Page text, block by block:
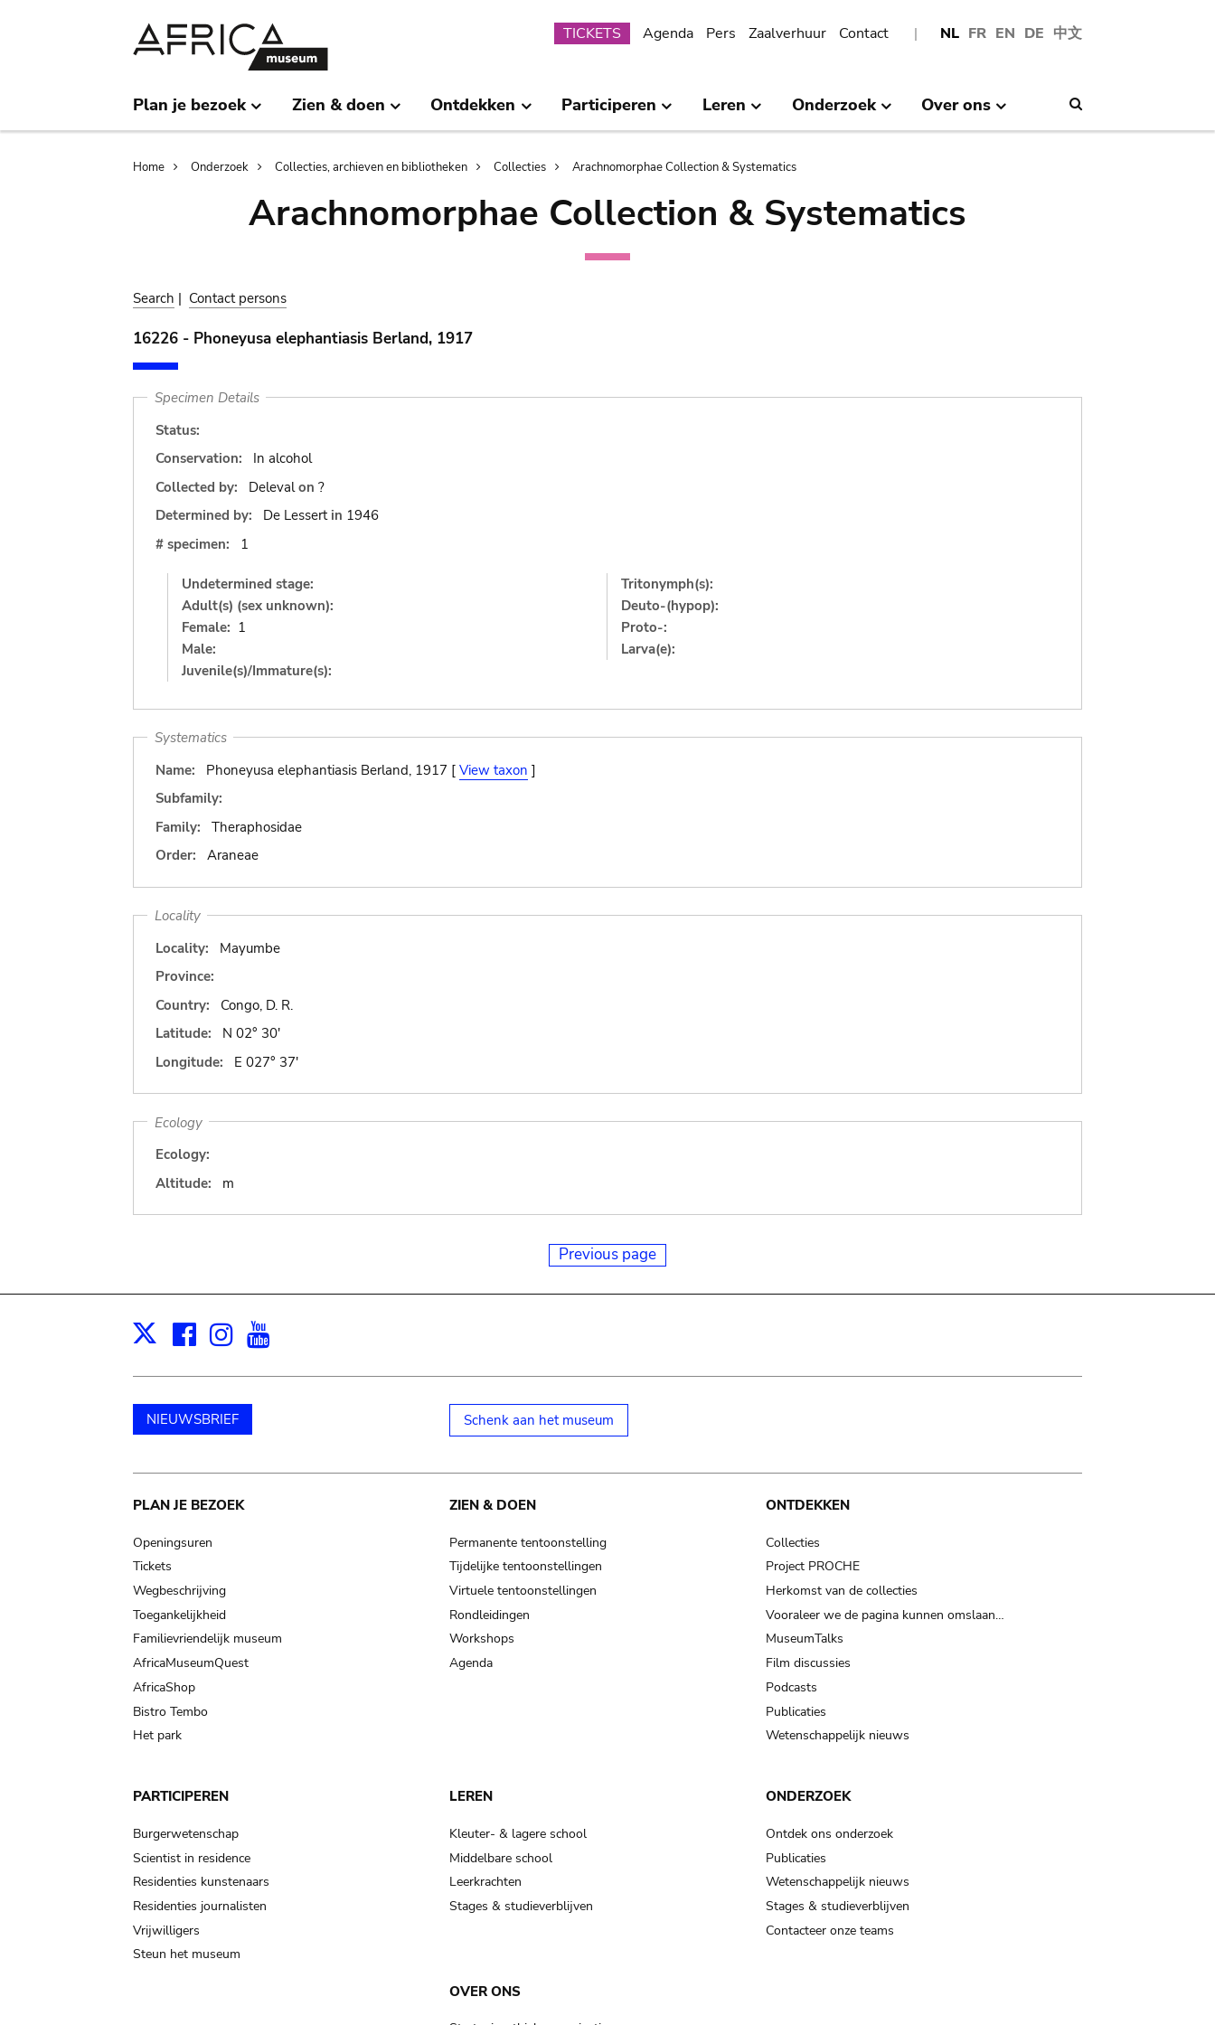
NL FR EN DE 中文
Submenu
TICKETS Agenda Pers Zaalverhuur Contact
Plan je bezoek Zien & doen Ontdekken Participeren Leren Onderzoek Over ons
Breadcrumb
Home Onderzoek Collecties, archieven en bibliotheken Collecties Arachnomorphae Collection & Systematics
Arachnomorphae Collection & Systematics
Search | Contact persons
16226 - Phoneyusa elephantiasis Berland, 1917
Specimen Details
Status:
Conservation:
In alcohol
Collected by:
Deleval on ?
Determined by:
De Lessert in 1946
# specimen:
1
Undetermined stage:
Adult(s) (sex unknown):
Female: 1
Male:
Juvenile(s)/Immature(s):
Tritonymph(s):
Deuto-(hypop):
Proto-:
Larva(e):
Systematics
Name:
Phoneyusa elephantiasis Berland, 1917 [ View taxon ]
Subfamily:
Family:
Theraphosidae
Order:
Araneae
Locality
Locality:
Mayumbe
Province:
Country:
Congo, D. R.
Latitude:
N 02° 30'
Longitude:
E 027° 37'
Ecology
Ecology:
Altitude:
m
Previous page
X Facebook
Instagram
NIEUWSBRIEF Schenk aan het museum
Main
navigation
PLAN JE BEZOEK
Openingsuren
Tickets
Wegbeschrijving
Toegankelijkheid
Familievriendelijk museum
AfricaMuseumQuest
AfricaShop
Bistro Tembo
Het park
ZIEN & DOEN
Permanente tentoonstelling
Tijdelijke tentoonstellingen
Virtuele tentoonstellingen
Rondleidingen
Workshops
Agenda
ONTDEKKEN
Collecties
Project PROCHE
Herkomst van de collecties
Vooraleer we de pagina kunnen omslaan…
MuseumTalks
Film discussies
Podcasts
Publicaties
Wetenschappelijk nieuws
PARTICIPEREN
Burgerwetenschap
Scientist in residence
Residenties kunstenaars
Residenties journalisten
Vrijwilligers
Steun het museum
LEREN
Kleuter- & lagere school
Middelbare school
Leerkrachten
Stages & studieverblijven
ONDERZOEK
Ontdek ons onderzoek
Publicaties
Wetenschappelijk nieuws
Stages & studieverblijven
Contacteer onze teams
OVER ONS